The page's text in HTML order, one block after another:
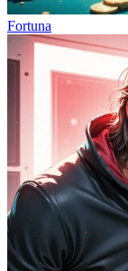
Fortuna